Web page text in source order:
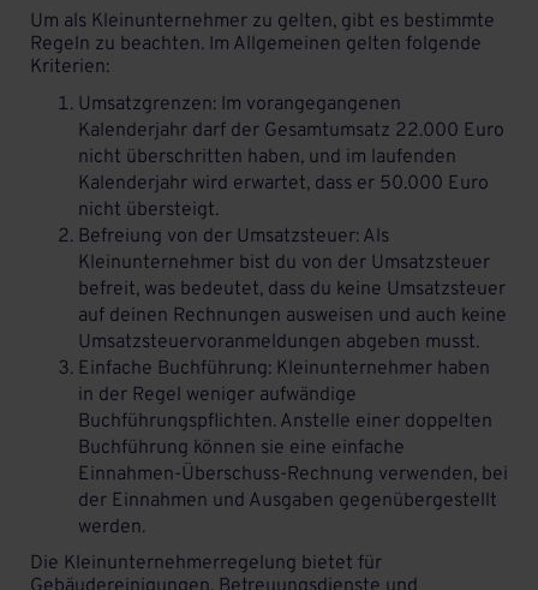
Um als Kleinunternehmer zu gelten, gibt es bestimmte
Regeln zu beachten. Im Allgemeinen gelten folgende
Kriterien:
Umsatzgrenzen: Im vorangegangenen
Kalenderjahr darf der Gesamtumsatz 22.000 Euro
nicht überschritten haben, und im laufenden
Kalenderjahr wird erwartet, dass er 50.000 Euro
nicht übersteigt.
Befreiung von der Umsatzsteuer: Als
Kleinunternehmer bist du von der Umsatzsteuer
befreit, was bedeutet, dass du keine Umsatzsteuer
auf deinen Rechnungen ausweisen und auch keine
Umsatzsteuervoranmeldungen abgeben musst.
Einfache Buchführung: Kleinunternehmer haben
in der Regel weniger aufwändige
Buchführungspflichten. Anstelle einer doppelten
Buchführung können sie eine einfache
Einnahmen-Überschuss-Rechnung verwenden, bei
der Einnahmen und Ausgaben gegenübergestellt
werden.
Die Kleinunternehmerregelung bietet für